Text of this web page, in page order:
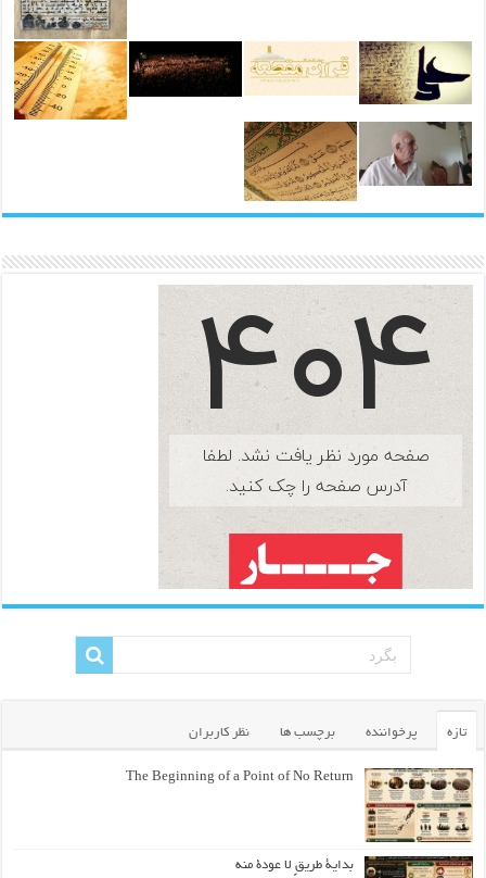
تازه پرخواننده برچسب ها نظر کاربران
The Beginning of a Point of No Return
بداية طريقٍ لا عودة منه